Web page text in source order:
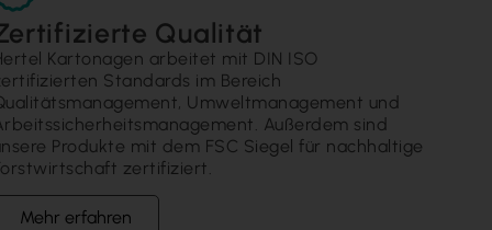
Qualität
Kartonagen arbeitet mit DIN ISO
Standards im Bereich
Umweltmanagement und
Außerdem sind
Produkte mit dem FSC Siegel für nachhaltige
zertifiziert.
Mehr erfahren